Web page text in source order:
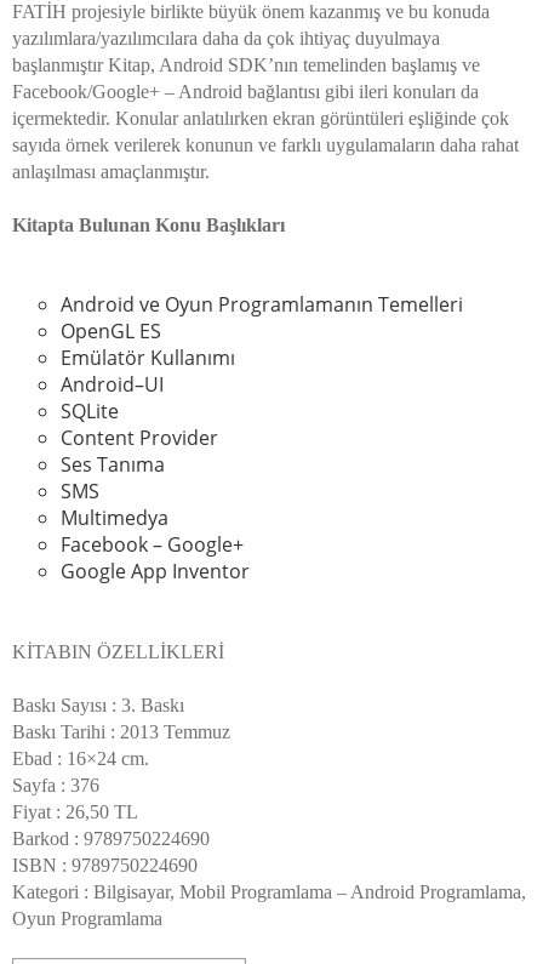
FATİH projesiyle birlikte büyük önem kazanmış ve bu konuda
yazılımlara/yazılımcılara daha da çok ihtiyaç duyulmaya
başlanmıştır Kitap, Android SDK’nın temelinden başlamış ve
Facebook/Google+ – Android bağlantısı gibi ileri konuları da
içermektedir. Konular anlatılırken ekran görüntüleri eşliğinde çok
sayıda örnek verilerek konunun ve farklı uygulamaların daha rahat
anlaşılması amaçlanmıştır.
Kitapta Bulunan Konu Başlıkları
Android ve Oyun Programlamanın Temelleri
OpenGL ES
Emülatör Kullanımı
Android–UI
SQLite
Content Provider
Ses Tanıma
SMS
Multimedya
Facebook – Google+
Google App Inventor
KİTABIN ÖZELLİKLERİ
Baskı Sayısı : 3. Baskı
Baskı Tarihi : 2013 Temmuz
Ebad : 16×24 cm.
Sayfa : 376
Fiyat : 26,50 TL
Barkod : 9789750224690
ISBN : 9789750224690
Kategori : Bilgisayar, Mobil Programlama – Android Programlama,
Oyun Programlama